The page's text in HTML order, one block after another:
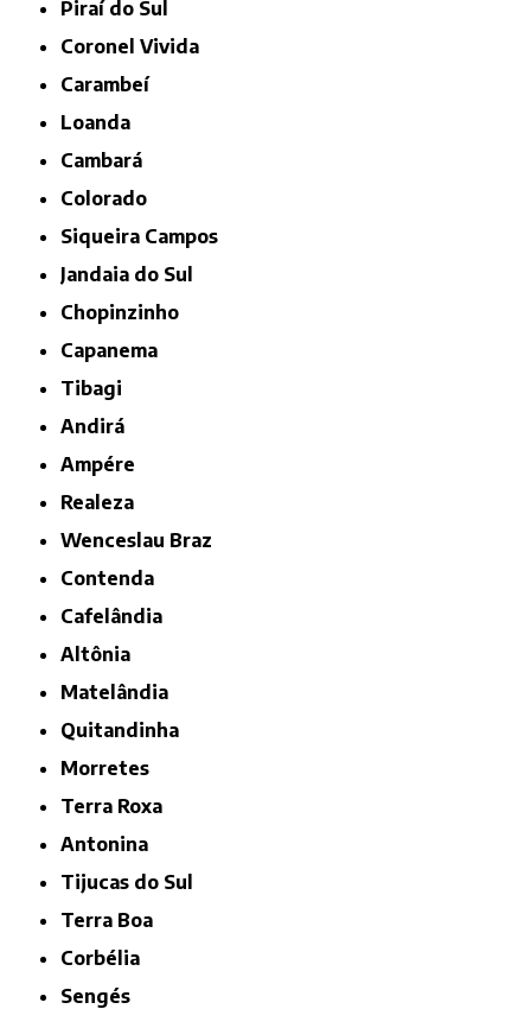
Piraí do Sul
Coronel Vivida
Carambeí
Loanda
Cambará
Colorado
Siqueira Campos
Jandaia do Sul
Chopinzinho
Capanema
Tibagi
Andirá
Ampére
Realeza
Wenceslau Braz
Contenda
Cafelândia
Altônia
Matelândia
Quitandinha
Morretes
Terra Roxa
Antonina
Tijucas do Sul
Terra Boa
Corbélia
Sengés